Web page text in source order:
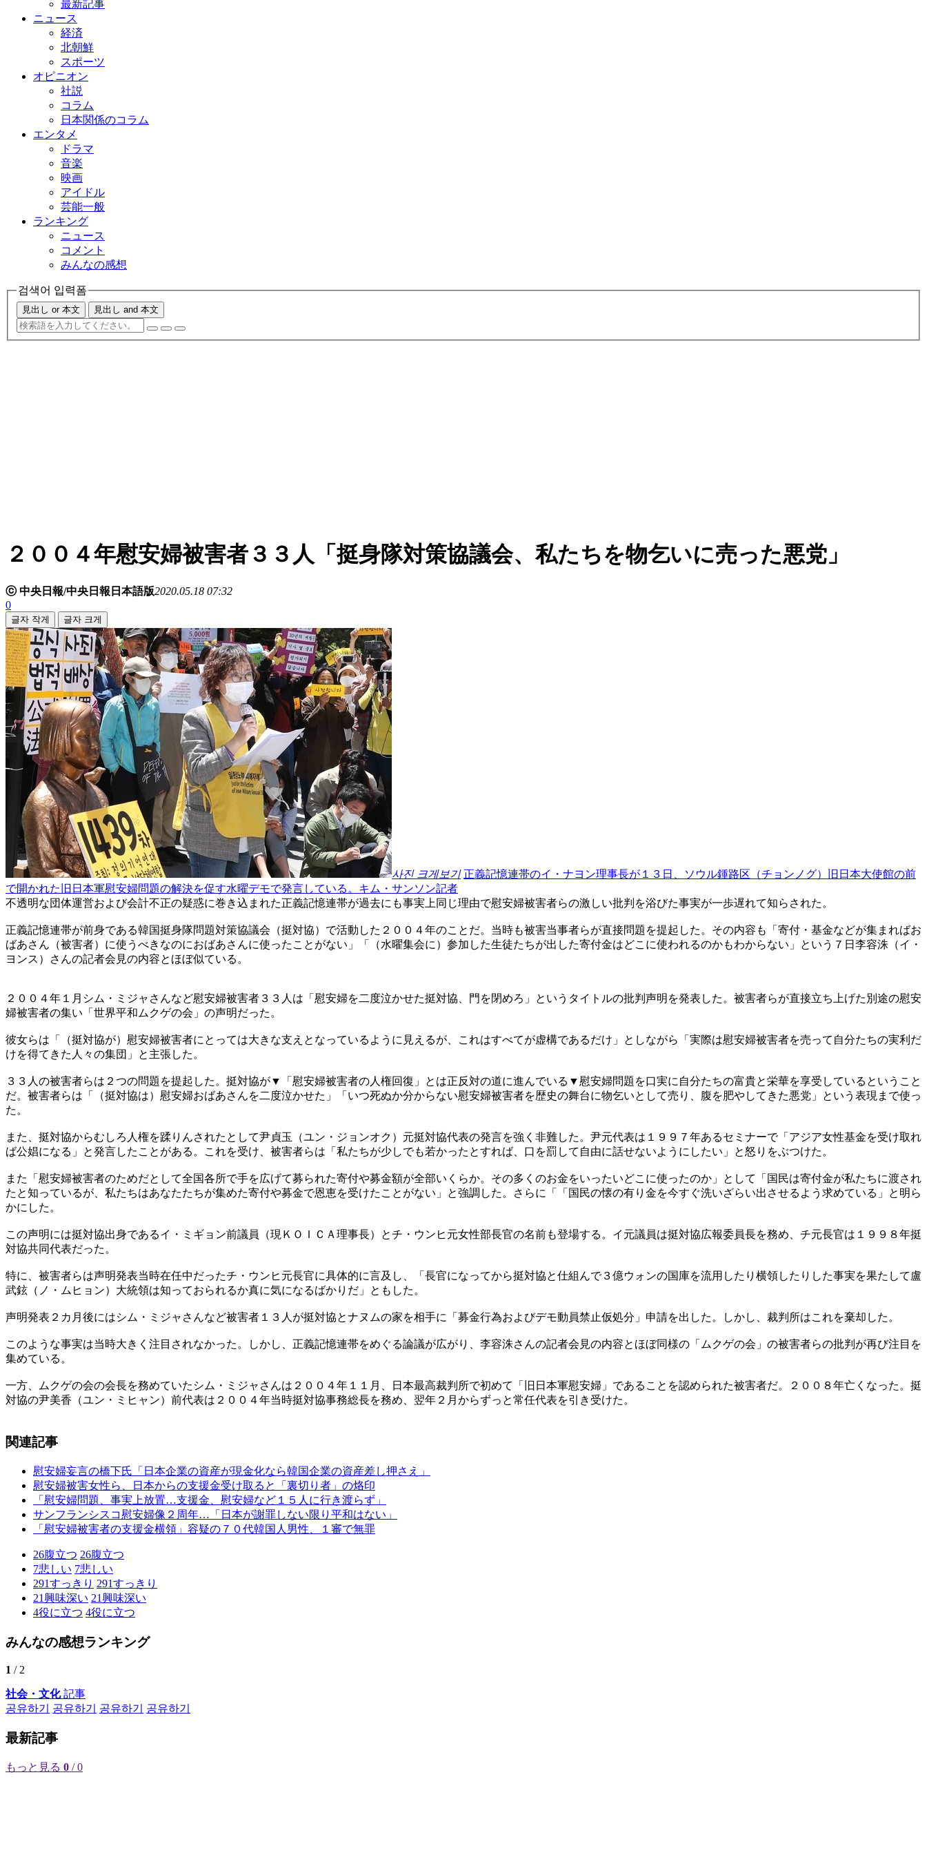
最新記事
ニュース
経済
北朝鮮
スポーツ
オピニオン
社説
コラム
日本関係のコラム
エンタメ
ドラマ
音楽
映画
アイドル
芸能一般
ランキング
ニュース
コメント
みんなの感想
검색어 입력폼
見出し or 本文 見出し and 本文
２００４年慰安婦被害者３３人「挺身隊対策協議会、私たちを物乞いに売った悪党」
ⓒ 中央日報/中央日報日本語版2020.05.18 07:32
0
글자 작게 글자 크게
사진 크게보기 正義記憶連帯のイ・ナヨン理事長が１３日、ソウル鍾路区（チョンノグ）旧日本大使館の前
で開かれた旧日本軍慰安婦問題の解決を促す水曜デモで発言している。キム・サンソン記者
不透明な団体運営および会計不正の疑惑に巻き込まれた正義記憶連帯が過去にも事実上同じ理由で慰安婦被害者らの激しい批判を浴びた事実が一歩遅れて知らされた。
正義記憶連帯が前身である韓国挺身隊問題対策協議会（挺対協）で活動した２００４年のことだ。当時も被害当事者らが直接問題を提起した。その内容も「寄付・基金などが集まればお
ばあさん（被害者）に使うべきなのにおばあさんに使ったことがない」「（水曜集会に）参加した生徒たちが出した寄付金はどこに使われるのかもわからない」という７日李容洙（イ・
ヨンス）さんの記者会見の内容とほぼ似ている。
２００４年１月シム・ミジャさんなど慰安婦被害者３３人は「慰安婦を二度泣かせた挺対協、門を閉めろ」というタイトルの批判声明を発表した。被害者らが直接立ち上げた別途の慰安
婦被害者の集い「世界平和ムクゲの会」の声明だった。
彼女らは「（挺対協が）慰安婦被害者にとっては大きな支えとなっているように見えるが、これはすべてが虚構であるだけ」としながら「実際は慰安婦被害者を売って自分たちの実利だ
けを得てきた人々の集団」と主張した。
３３人の被害者らは２つの問題を提起した。挺対協が▼「慰安婦被害者の人権回復」とは正反対の道に進んでいる▼慰安婦問題を口実に自分たちの富貴と栄華を享受しているということ
だ。被害者らは「（挺対協は）慰安婦おばあさんを二度泣かせた」「いつ死ぬか分からない慰安婦被害者を歴史の舞台に物乞いとして売り、腹を肥やしてきた悪党」という表現まで使っ
た。
また、挺対協からむしろ人権を蹂りんされたとして尹貞玉（ユン・ジョンオク）元挺対協代表の発言を強く非難した。尹元代表は１９９７年あるセミナーで「アジア女性基金を受け取れ
ば公娼になる」と発言したことがある。これを受け、被害者らは「私たちが少しでも若かったとすれば、口を罰して自由に話せないようにしたい」と怒りをぶつけた。
また「慰安婦被害者のためだとして全国各所で手を広げて募られた寄付や募金額が全部いくらか。その多くのお金をいったいどこに使ったのか」として「国民は寄付金が私たちに渡され
たと知っているが、私たちはあなたたちが集めた寄付や募金で恩恵を受けたことがない」と強調した。さらに「「国民の懐の有り金を今すぐ洗いざらい出させるよう求めている」と明ら
かにした。
この声明には挺対協出身であるイ・ミギョン前議員（現ＫＯＩＣＡ理事長）とチ・ウンヒ元女性部長官の名前も登場する。イ元議員は挺対協広報委員長を務め、チ元長官は１９９８年挺
対協共同代表だった。
特に、被害者らは声明発表当時在任中だったチ・ウンヒ元長官に具体的に言及し、「長官になってから挺対協と仕組んで３億ウォンの国庫を流用したり横領したりした事実を果たして盧
武鉉（ノ・ムヒョン）大統領は知っておられるか真に気になるばかりだ」ともした。
声明発表２カ月後にはシム・ミジャさんなど被害者１３人が挺対協とナヌムの家を相手に「募金行為およびデモ動員禁止仮処分」申請を出した。しかし、裁判所はこれを棄却した。
このような事実は当時大きく注目されなかった。しかし、正義記憶連帯をめぐる論議が広がり、李容洙さんの記者会見の内容とほぼ同様の「ムクゲの会」の被害者らの批判が再び注目を
集めている。
一方、ムクゲの会の会長を務めていたシム・ミジャさんは２００４年１１月、日本最高裁判所で初めて「旧日本軍慰安婦」であることを認められた被害者だ。２００８年亡くなった。挺
対協の尹美香（ユン・ミヒャン）前代表は２００４年当時挺対協事務総長を務め、翌年２月からずっと常任代表を引き受けた。
関連記事
慰安婦妄言の橋下氏「日本企業の資産が現金化なら韓国企業の資産差し押さえ」
慰安婦被害女性ら、日本からの支援金受け取ると「裏切り者」の烙印
「慰安婦問題、事実上放置…支援金、慰安婦など１５人に行き渡らず」
サンフランシスコ慰安婦像２周年…「日本が謝罪しない限り平和はない」
「慰安婦被害者の支援金横領」容疑の７０代韓国人男性、１審で無罪
26腹立つ 26腹立つ
7悲しい 7悲しい
291すっきり 291すっきり
21興味深い 21興味深い
4役に立つ 4役に立つ
みんなの感想ランキング
1 / 2
社会・文化記事
공유하기
공유하기 공유하기 공유하기
最新記事
もっと見る 0 / 0